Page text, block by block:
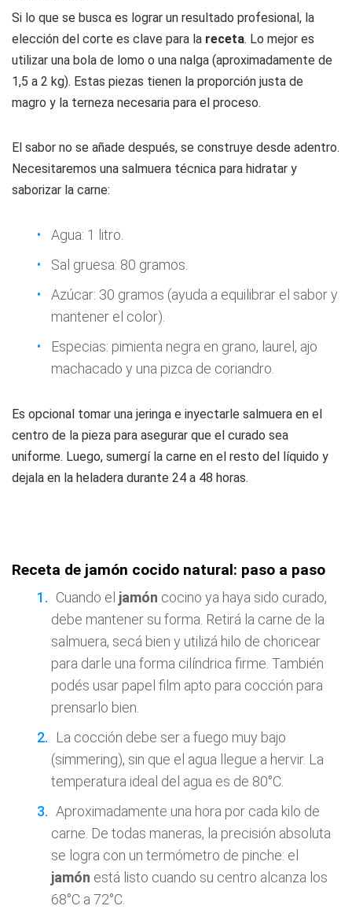
Si lo que se busca es lograr un resultado profesional, la
elección del corte es clave para la receta. Lo mejor es
utilizar una bola de lomo o una nalga (aproximadamente de
1,5 a 2 kg). Estas piezas tienen la proporción justa de
magro y la terneza necesaria para el proceso.
El sabor no se añade después, se construye desde adentro.
Necesitaremos una salmuera técnica para hidratar y
saborizar la carne:
Agua: 1 litro.
Sal gruesa: 80 gramos.
Azúcar: 30 gramos (ayuda a equilibrar el sabor y
mantener el color).
Especias: pimienta negra en grano, laurel, ajo
machacado y una pizca de coriandro.
Es opcional tomar una jeringa e inyectarle salmuera en el
centro de la pieza para asegurar que el curado sea
uniforme. Luego, sumergí la carne en el resto del líquido y
dejala en la heladera durante 24 a 48 horas.
Receta de jamón cocido natural: paso a paso
Cuando el jamón cocino ya haya sido curado,
debe mantener su forma. Retirá la carne de la
salmuera, secá bien y utilizá hilo de choricear
para darle una forma cilíndrica firme. También
podés usar papel film apto para cocción para
prensarlo bien.
La cocción debe ser a fuego muy bajo
(simmering), sin que el agua llegue a hervir. La
temperatura ideal del agua es de 80°C.
Aproximadamente una hora por cada kilo de
carne. De todas maneras, la precisión absoluta
se logra con un termómetro de pinche: el
jamón está listo cuando su centro alcanza los
68°C a 72°C.